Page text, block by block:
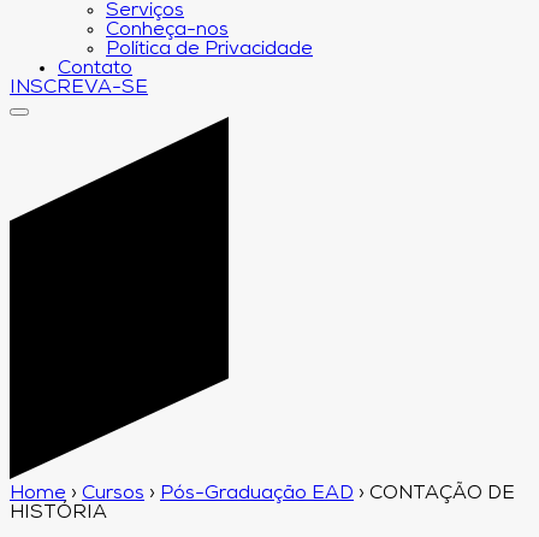
Serviços
Conheça-nos
Política de Privacidade
Contato
INSCREVA-SE
Home › Cursos › Pós-Graduação EAD › CONTAÇÃO DE
HISTÓRIA